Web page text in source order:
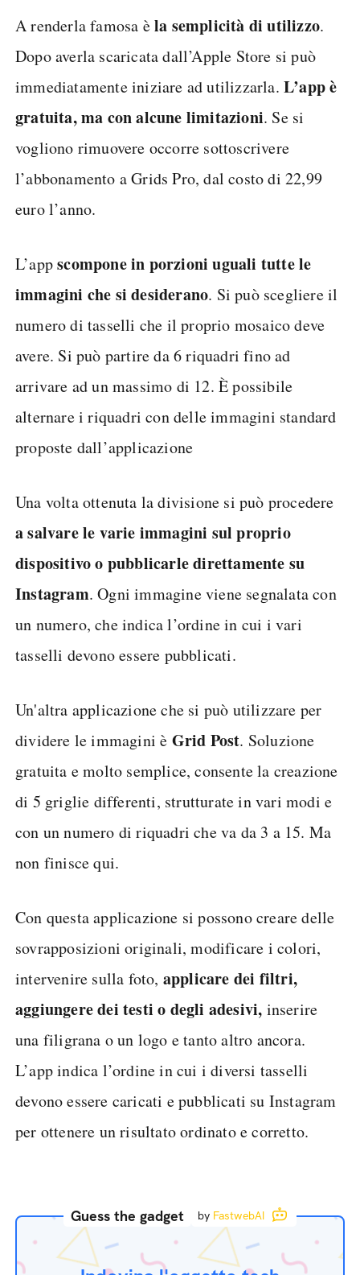
A renderla famosa èla semplicità di utilizzo.
Dopo averla scaricata dall’Apple Store si può
immediatamente iniziare ad utilizzarla.L’app è
gratuita, ma con alcune limitazioni. Se si
vogliono rimuovere occorre sottoscrivere
l’abbonamento a Grids Pro, dal costo di 22,99
euro l’anno.
L’appscompone in porzioni uguali tutte le
immagini che si desiderano. Si può scegliere il
numero di tasselli che il proprio mosaico deve
avere. Si può partire da 6 riquadri fino ad
arrivare ad un massimo di 12. È possibile
alternare i riquadri con delle immagini standard
proposte dall’applicazione
Una volta ottenuta la divisione si può procedere
a salvare le varie immagini sul proprio
dispositivo o pubblicarle direttamente su
Instagram. Ogni immagine viene segnalata con
un numero, che indica l’ordine in cui i vari
tasselli devono essere pubblicati.
Un'altra applicazione che si può utilizzare per
dividere le immagini è Grid Post. Soluzione
gratuita e molto semplice, consente la creazione
di 5 griglie differenti, strutturate in vari modi e
con un numero di riquadri che va da 3 a 15. Ma
non finisce qui.
Con questa applicazione si possono creare delle
sovrapposizioni originali, modificare i colori,
intervenire sulla foto, applicare dei filtri,
aggiungere dei testi o degli adesivi, inserire
una filigrana o un logo e tanto altro ancora.
L’app indica l’ordine in cui i diversi tasselli
devono essere caricati e pubblicati su Instagram
per ottenere un risultato ordinato e corretto.
Guess the gadget by FastwebAI